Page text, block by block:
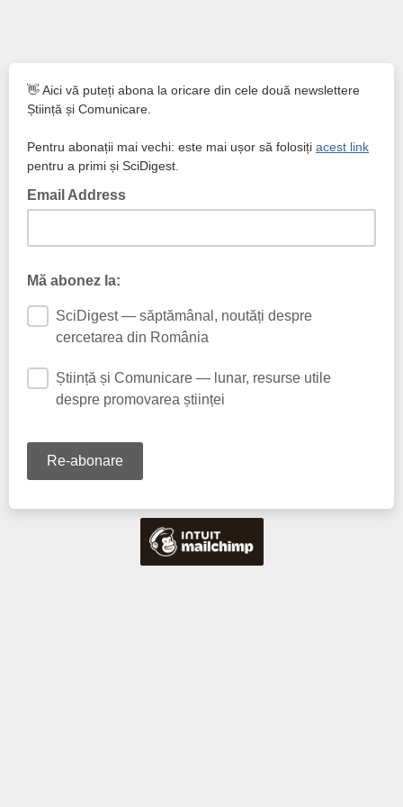
👋 Aici vă puteți abona la oricare din cele două newslettere
Știință și Comunicare.
Pentru abonații mai vechi: este mai ușor să folosiți acest link
pentru a primi și SciDigest.
Email Address
Mă abonez la:
SciDigest — săptămânal, noutăți despre
cercetarea din România
Știință și Comunicare — lunar, resurse utile
despre promovarea științei